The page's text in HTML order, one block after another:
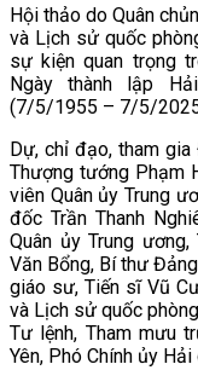
Hội thảo do Quân
và Lịch sử quốc
sự kiện quan trọng
Ngày thành lập
(7/5/1955 – 7/5/
Dự, chỉ đạo, tham
Thượng tướng Phạm
viên Quân ủy Trung
đốc Trần Thanh
Quân ủy Trung
Văn Bổng, Bí thư
giáo sư, Tiến sĩ Vũ
và Lịch sử quốc
Tư lệnh, Tham mưu
Yên, Phó Chính ủy Hải